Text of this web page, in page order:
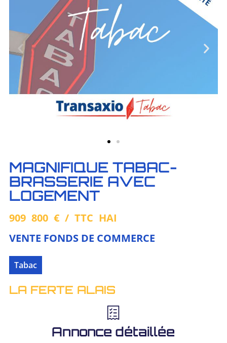
MAGNIFIQUE TABAC-
BRASSERIE AVEC
LOGEMENT
909 800 € / TTC HAI
VENTE FONDS DE COMMERCE
Tabac
LA FERTE ALAIS
Annonce détaillée